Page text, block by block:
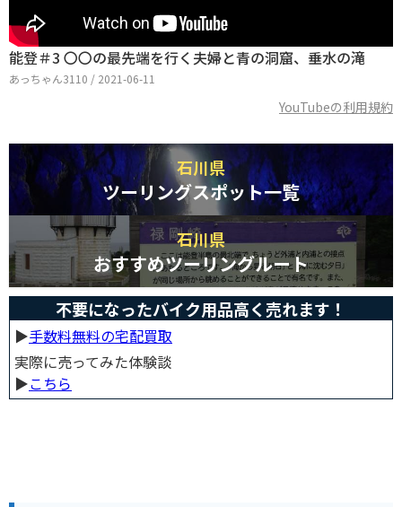
能登＃3 〇〇の最先端を行く夫婦と青の洞窟、垂水の滝
あっちゃん3110 / 2021-06-11
YouTubeの利用規約
石川県
ツーリングスポット一覧
石川県
おすすめツーリングルート
不要になったバイク用品高く売れます！
▶︎手数料無料の宅配買取
実際に売ってみた体験談
▶︎こちら